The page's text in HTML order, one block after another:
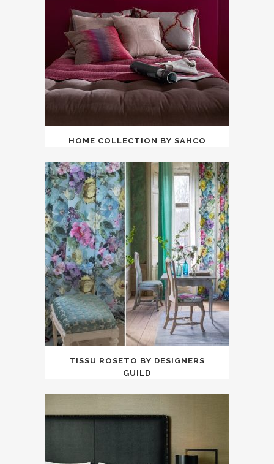
HOME COLLECTION BY SAHCO
TISSU ROSETO BY DESIGNERS
GUILD